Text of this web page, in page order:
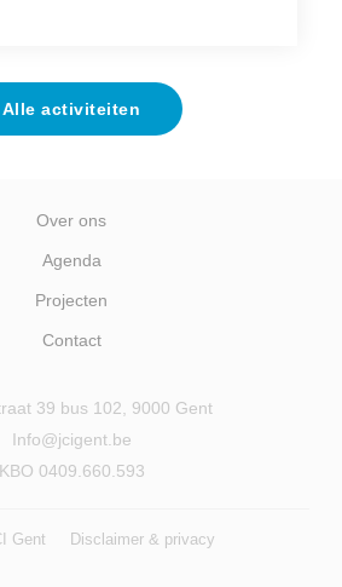
Alle activiteiten
Over ons
Agenda
Projecten
Contact
39 bus 102, 9000 Gent
Info@jcigent.be
KBO 0409.660.593
Gent Disclaimer & privacy